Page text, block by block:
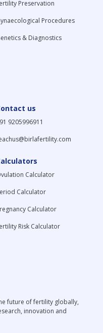
Preservation
Procedures
& Diagnostics
us
9205996911
Calculator
Calculator
Calculator
Risk Calculator
future of fertility globally,
innovation and